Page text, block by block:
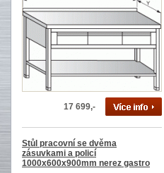
17 699,-
Stůl pracovní se dvěma
zásuvkami a policí
1000x600x900mm nerez gastro